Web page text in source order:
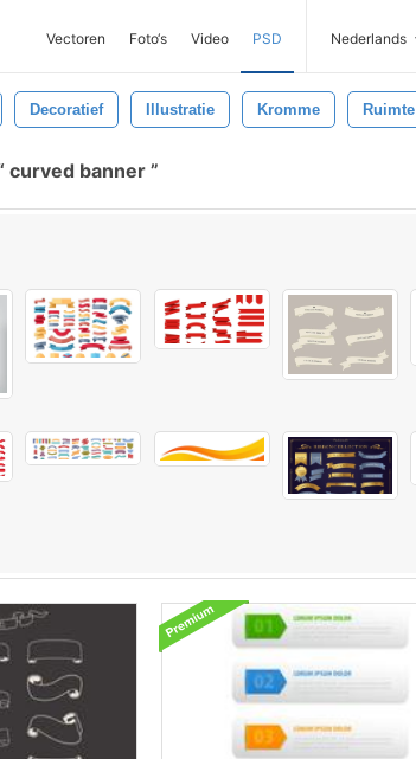
Vectoren Foto‘s Video PSD Nederlands
Decoratief Illustratie Kromme Ruimte
curved banner